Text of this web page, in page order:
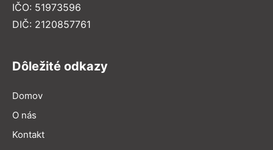
IČO: 51973596
DIČ: 2120857761
Dôležité odkazy
Domov
O nás
Kontakt